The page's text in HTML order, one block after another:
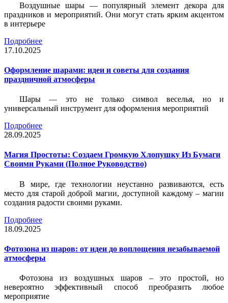
Воздушные шары — популярный элемент декора для
праздников и мероприятий. Они могут стать ярким акцентом
в интерьере
Подробнее
17.10.2025
Оформление шарами: идеи и советы для создания
праздничной атмосферы
Шары — это не только символ веселья, но и
универсальный инструмент для оформления мероприятий
Подробнее
28.09.2025
Магия Простоты: Создаем Громкую Хлопушку Из Бумаги
Своими Руками (Полное Руководство)
В мире, где технологии неустанно развиваются, есть
место для старой доброй магии, доступной каждому – магии
создания радости своими руками.
Подробнее
18.09.2025
Фотозона из шаров: от идеи до воплощения незабываемой
атмосферы
Фотозона из воздушных шаров – это простой, но
невероятно эффективный способ преобразить любое
мероприятие